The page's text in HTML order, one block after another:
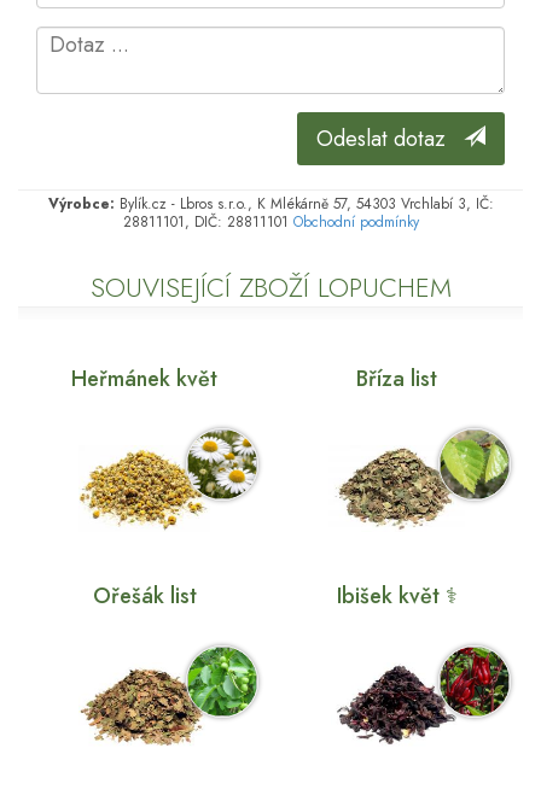
Odeslat dotaz
Výrobce: Bylík.cz - Lbros s.r.o., K Mlékárně 57, 54303 Vrchlabí 3, IČ:
28811101, DIČ: 28811101 Obchodní podmínky
SOUVISEJÍCÍ ZBOŽÍ LOPUCHEM
Heřmánek květ Bříza list
Ořešák list Ibišek květ ⚕